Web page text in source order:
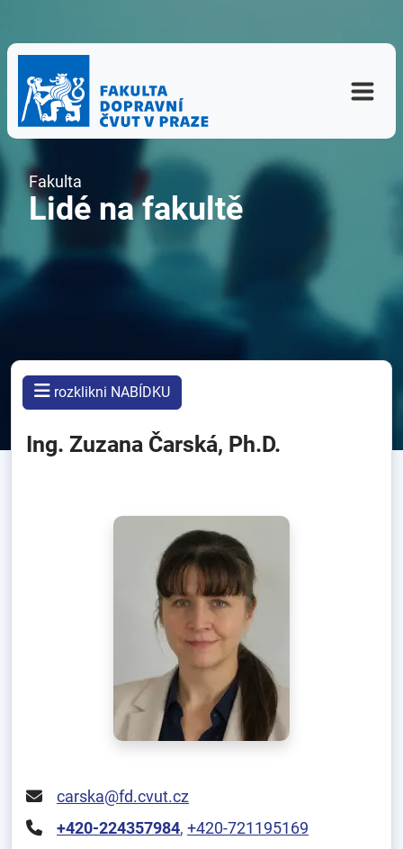
Fakulta
Lidé na fakultě
rozklikni NABÍDKU
Ing. Zuzana Čarská, Ph.D.
carska@fd.cvut.cz
+420-224357984, +420-721195169